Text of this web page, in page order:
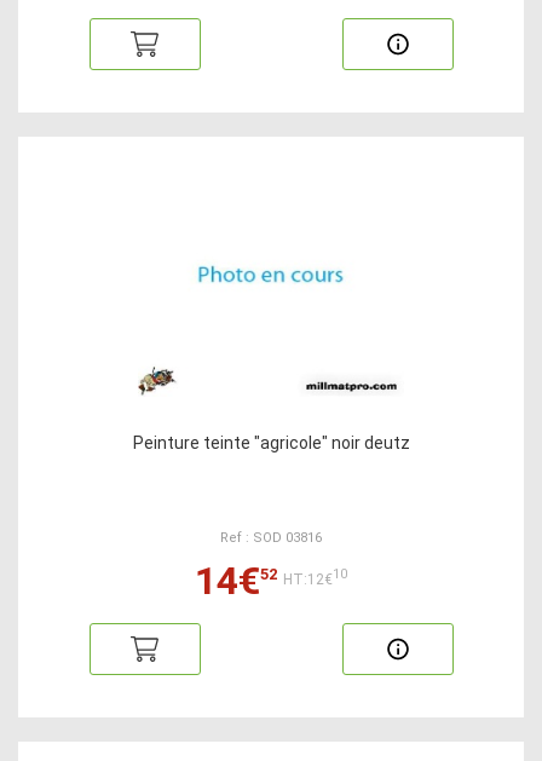
Peinture teinte "agricole" noir deutz
Ref : SOD 03816
14€52 HT:12€10